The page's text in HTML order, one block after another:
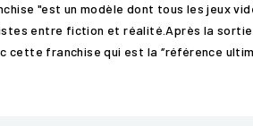
"est un modèle dont tous les jeux
entre fiction et réalité.Après la sortie
cette franchise qui est la ‘’référence